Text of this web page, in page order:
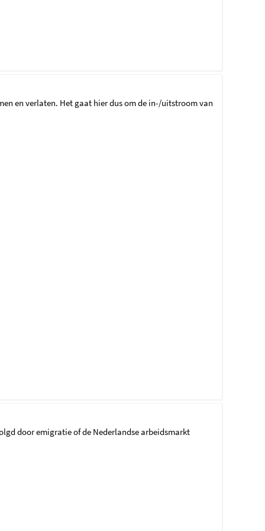
en verlaten. Het gaat hier dus om de in-/uitstroom van
door emigratie of de Nederlandse arbeidsmarkt